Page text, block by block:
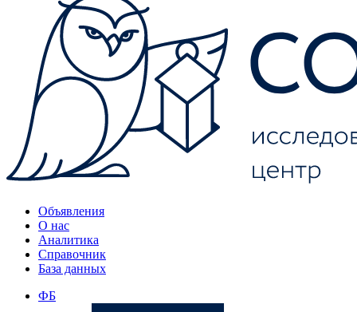
Объявления
О нас
Аналитика
Справочник
База данных
ФБ